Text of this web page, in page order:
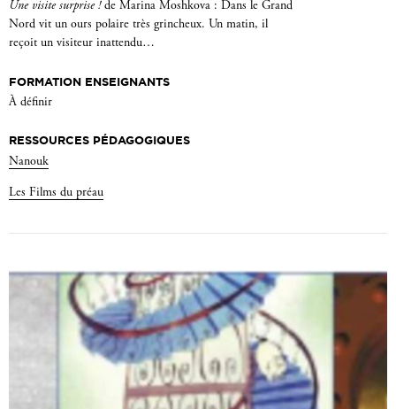
Une visite surprise !de Marina Moshkova : Dans le Grand
Nord vit un ours polaire très grincheux. Un matin, il
reçoit un visiteur inattendu…
FORMATION ENSEIGNANTS
À définir
RESSOURCES PÉDAGOGIQUES
Nanouk
Les Films du préau